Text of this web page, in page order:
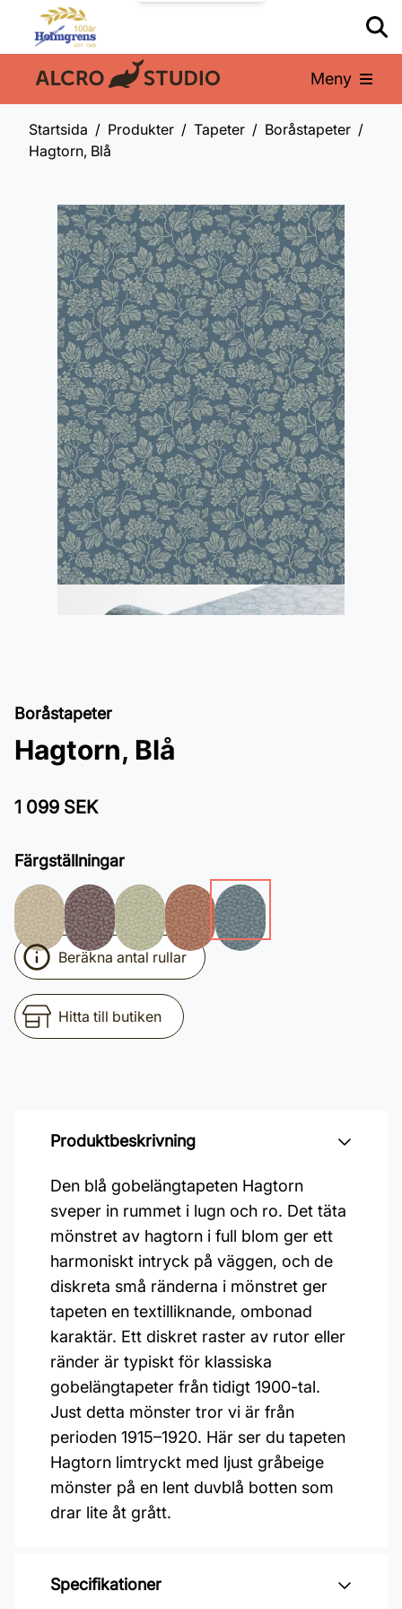
En del av: Meny
Startsida Produkter Tapeter
Boråstapeter
Hagtorn, Blå
Boråstapeter
Hagtorn, Blå
1 099 SEK
Färgställningar
Beräkna antal rullar
Hitta till butiken
Produktbeskrivning
Den blå gobelängtapeten Hagtorn
sveper in rummet i lugn och ro. Det täta
mönstret av hagtorn i full blom ger ett
harmoniskt intryck på väggen, och de
diskreta små ränderna i mönstret ger
tapeten en textilliknande, ombonad
karaktär. Ett diskret raster av rutor eller
ränder är typiskt för klassiska
gobelängtapeter från tidigt 1900-tal.
Just detta mönster tror vi är från
perioden 1915–1920. Här ser du tapeten
Hagtorn limtryckt med ljust gråbeige
mönster på en lent duvblå botten som
drar lite åt grått.
Specifikationer